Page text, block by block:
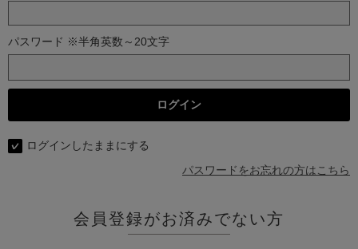
パスワード ※半角英数～20文字
ログインしたままにする
パスワードをお忘れの方はこちら
会員登録がお済みでない方